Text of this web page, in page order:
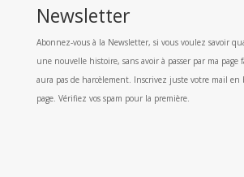
Newsletter
Abonnez-vous à la Newsletter, si vous voulez savoir
une nouvelle histoire, sans avoir à passer par ma page
aura pas de harcèlement. Inscrivez juste votre mail en
page. Vérifiez vos spam pour la première.